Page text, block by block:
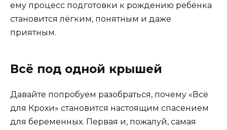
ему процесс подготовки к рождению ребёнка
становится лёгким, понятным и даже
приятным.
Всё под одной крышей
Давайте попробуем разобраться, почему «Всё
для Крохи» становится настоящим спасением
для беременных. Первая и, пожалуй, самая